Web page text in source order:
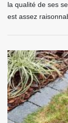
la qualité de ses
est assez